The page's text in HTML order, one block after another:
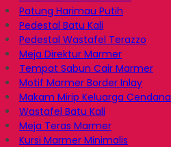
Patung Harimau Putih
Pedestal Batu Kali
Pedestal Wastafel Terazzo
Meja Direktur Marmer
Tempat Sabun Cair Marmer
Motif Marmer Border Inlay
Makam Mirip Keluarga Cendana
Wastafel Batu Kali
Meja Teras Marmer
Kursi Marmer Minimalis